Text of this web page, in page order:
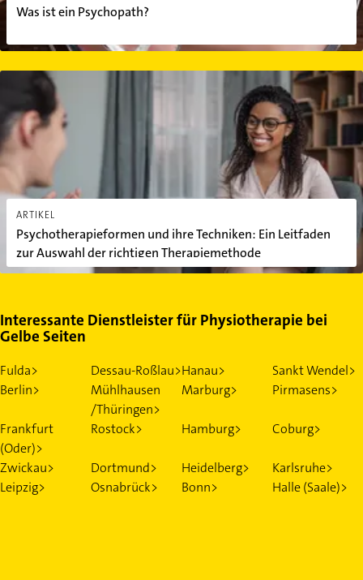
Was ist ein Psychopath?
ARTIKEL
Psychotherapieformen und ihre Techniken: Ein Leitfaden
zur Auswahl der richtigen Therapiemethode
Psychotherapieformen und ihre Techniken: Ein Leitfaden zur
Interessante Dienstleister für Physiotherapie bei
Gelbe Seiten
Fulda> Dessau-Roßlau>Hanau>
Sankt Wendel>
Berlin>
Mühlhausen
/Thüringen>
Marburg> Pirmasens>
Frankfurt
(Oder)>
Rostock> Hamburg> Coburg>
Zwickau> Dortmund> Heidelberg>
Karlsruhe>
Leipzig>
Osnabrück> Bonn> Halle (Saale)>